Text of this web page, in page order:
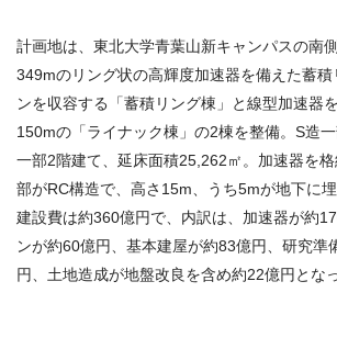
計画地は、東北大学青葉山新キャンパスの南
349mのリング状の高輝度加速器を備えた蓄積
ンを収容する「蓄積リング棟」と線型加速器
150mの「ライナック棟」の2棟を整備。S造一
一部2階建て、延床面積25,262㎡。加速器を
部がRC構造で、高さ15m、うち5mが地下に埋
建設費は約360億円で、内訳は、加速器が約
ンが約60億円、基本建屋が約83億円、研究準
円、土地造成が地盤改良を含め約22億円とな